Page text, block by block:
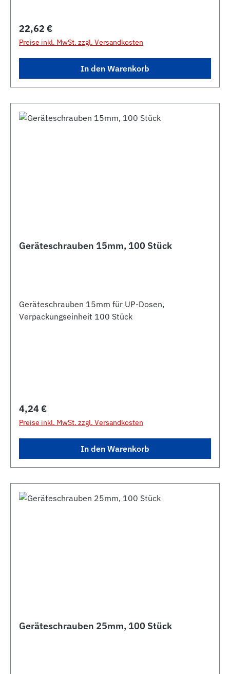
Regulärer Preis:
22,62 €
Preise inkl. MwSt. zzgl. Versandkosten
In den Warenkorb
Geräteschrauben 15mm, 100 Stück
Geräteschrauben 15mm für UP-Dosen,
Verpackungseinheit 100 Stück
Regulärer Preis:
4,24 €
Preise inkl. MwSt. zzgl. Versandkosten
In den Warenkorb
Geräteschrauben 25mm, 100 Stück